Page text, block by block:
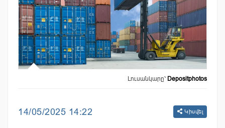
Լուսանկարը՝ Depositphotos
14/05/2025 14:22 Կիսվել